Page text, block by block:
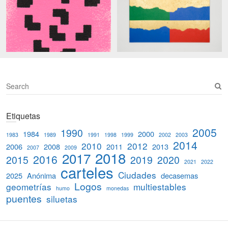
S
e
r
h
Etiquetas
1983 1984 1989 1990 1991 1998 1999 2000 2002 2003 2005
2006 2007 2008 2009 2010 2011 2012 2013 2014
2015 2016 2017 2018 2019 2020 2021 2022
2025 Anónima carteles Ciudades decasemas
geometrías humo Logos monedas multiestables
puentes siluetas